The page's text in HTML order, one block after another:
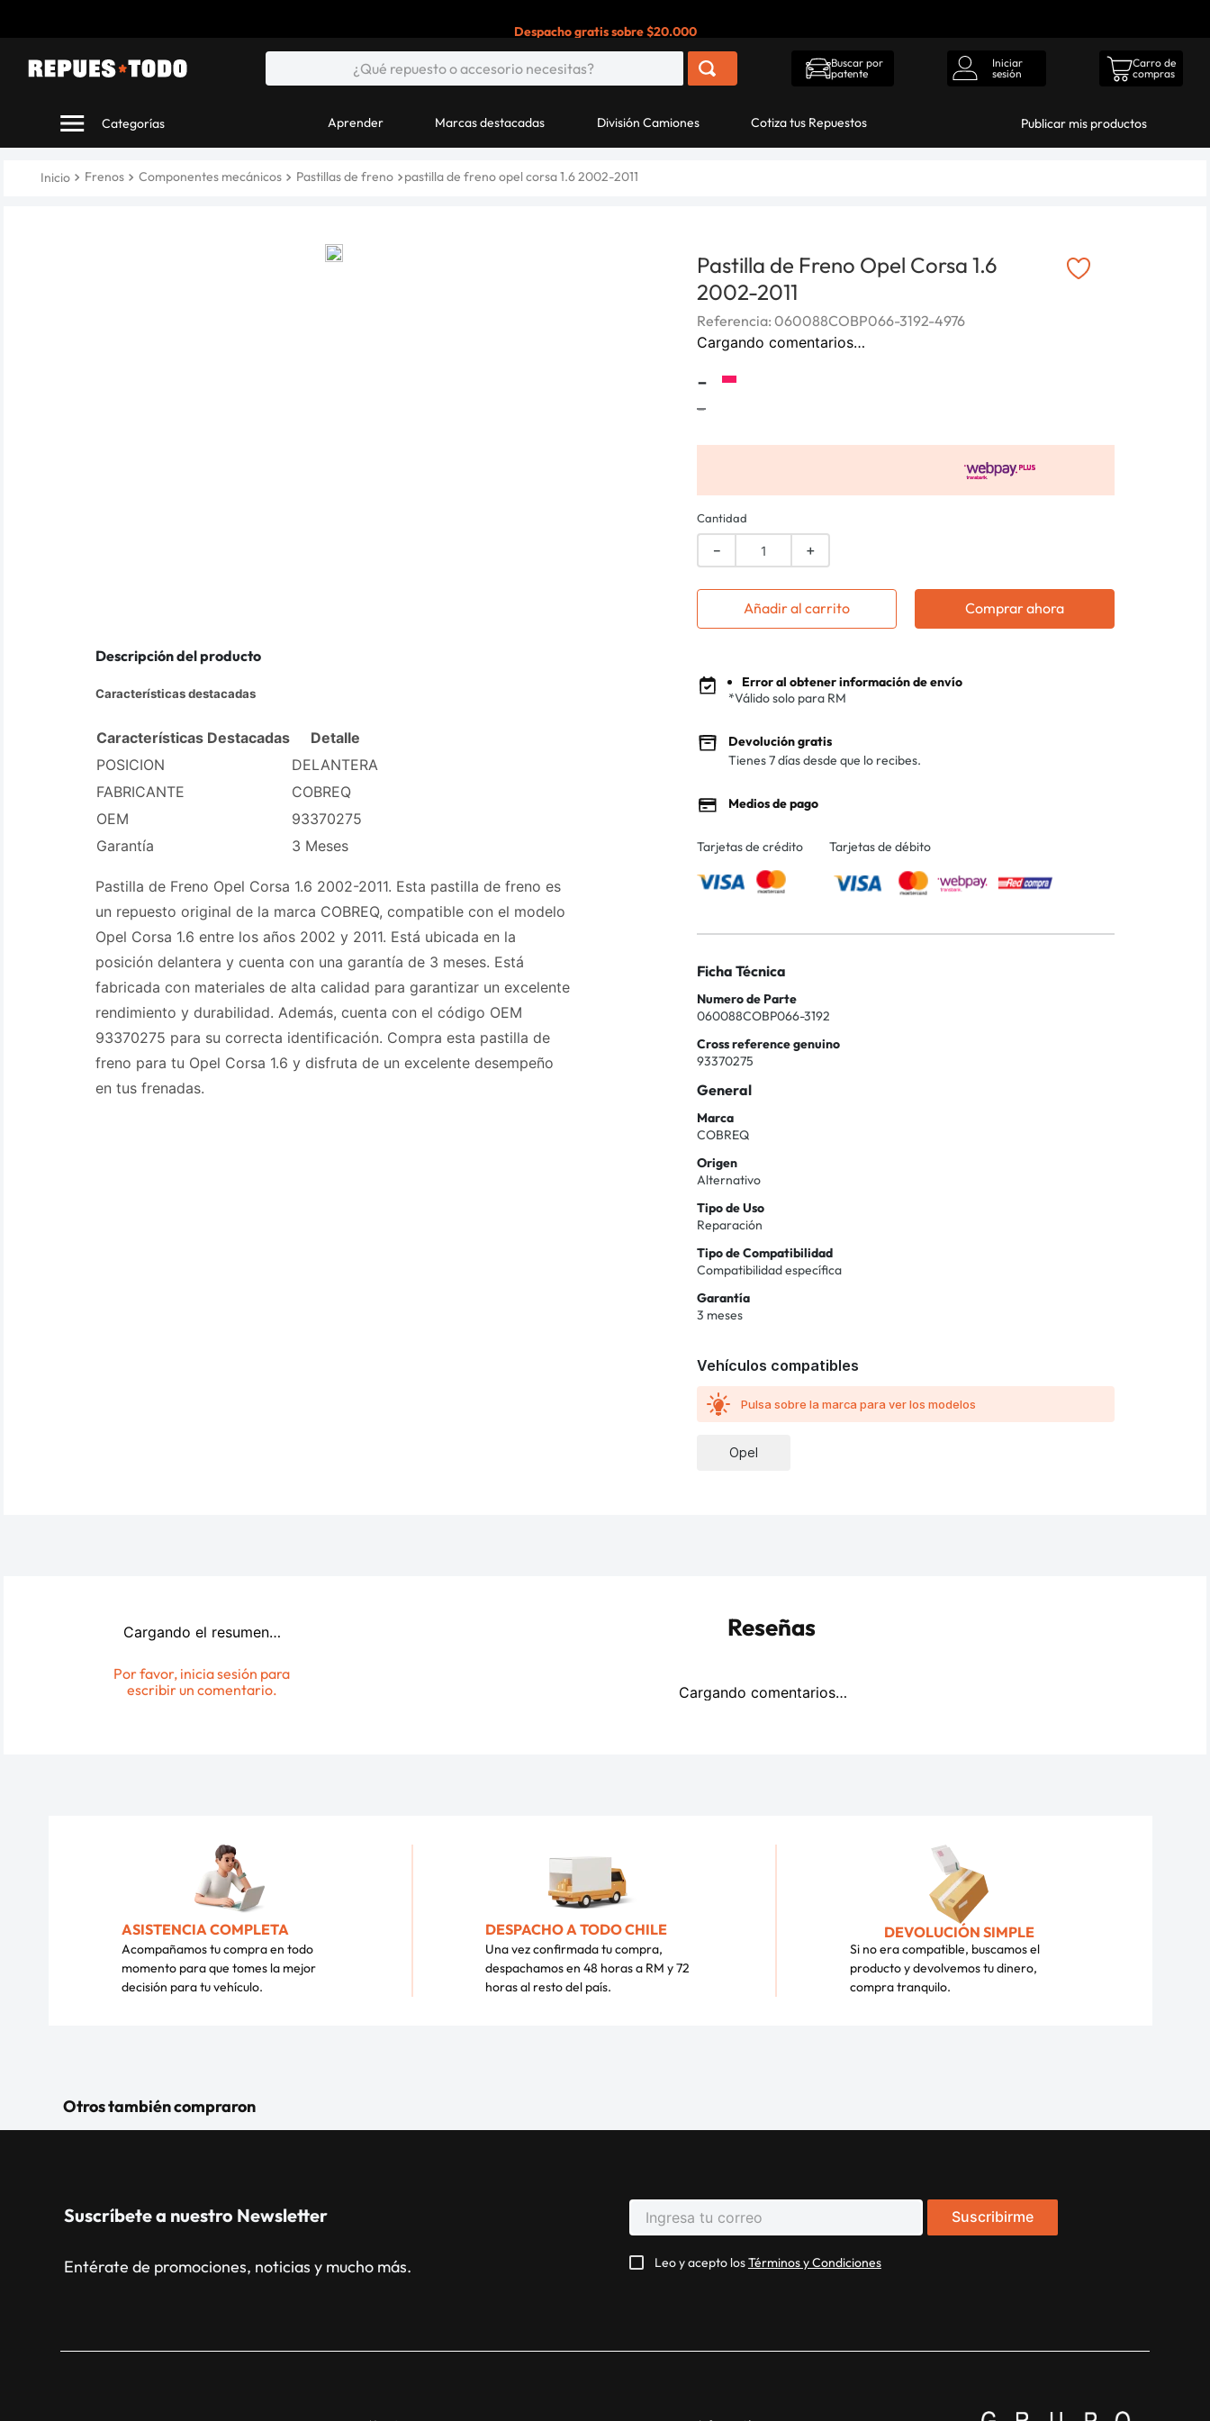
¿Qué repuesto o accesorio necesitas?
Buscar por
patente
Iniciar
sesión
Carro de
compras
Aprender Marcas destacadas División Camiones Cotiza tus Repuestos Publicar mis productos
Frenos Componentes mecánicos Pastillas de freno pastilla de freno opel corsa 1.6 2002-2011
Descripción del producto
Características destacadas
Características Destacadas
Detalle
POSICION
DELANTERA
FABRICANTE
COBREQ
OEM
93370275
Garantía
3 Meses
Pastilla de Freno Opel Corsa 1.6 2002-2011. Esta pastilla de freno es
un repuesto original de la marca COBREQ, compatible con el modelo
Opel Corsa 1.6 entre los años 2002 y 2011. Está ubicada en la
posición delantera y cuenta con una garantía de 3 meses. Está
fabricada con materiales de alta calidad para garantizar un excelente
rendimiento y durabilidad. Además, cuenta con el código OEM
93370275 para su correcta identificación. Compra esta pastilla de
freno para tu Opel Corsa 1.6 y disfruta de un excelente desempeño
en tus frenadas.
Pastilla de Freno Opel Corsa 1.6
2002-2011
Referencia: 060088COBP066-3192-4976
Cargando comentarios…
-
-
Cantidad
＋
－
Añadir al carrito Comprar ahora
Error al obtener información de envío
*Válido solo para RM
Devolución gratis
Tienes 7 días desde que lo recibes.
Medios de pago
Tarjetas de crédito Tarjetas de débito
Ficha Técnica
Numero de Parte
060088COBP066-3192
Cross reference genuino
93370275
General
Marca
COBREQ
Origen
Alternativo
Tipo de Uso
Reparación
Tipo de Compatibilidad
Compatibilidad específica
Garantía
3 meses
Vehículos compatibles
Pulsa sobre la marca para ver los modelos
Opel
Cargando el resumen…
Por favor, inicia sesión para
escribir un comentario.
Reseñas
Cargando comentarios…
ASISTENCIA COMPLETA
Acompañamos tu compra en todo
momento para que tomes la mejor
decisión para tu vehículo.
DESPACHO A TODO CHILE
Una vez confirmada tu compra,
despachamos en 48 horas a RM y 72
horas al resto del país.
DEVOLUCIÓN SIMPLE
Si no era compatible, buscamos el
producto y devolvemos tu dinero,
compra tranquilo.
Otros también compraron
Suscríbete a nuestro Newsletter
Entérate de promociones, noticias y mucho más.
Suscribirme
Leo y acepto losTérminos y Condiciones